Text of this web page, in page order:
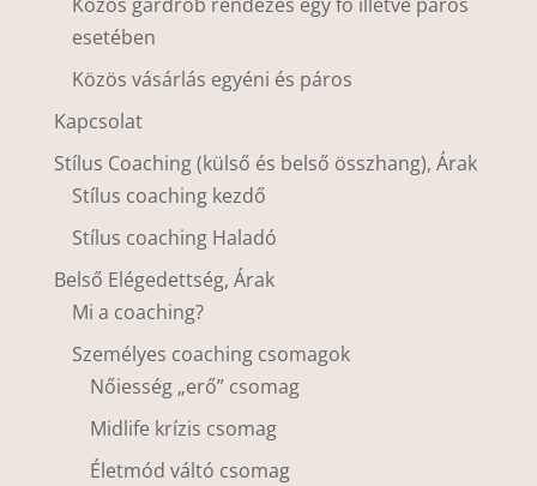
Közös gardrób rendezés egy fő illetve páros
esetében
Közös vásárlás egyéni és páros
Kapcsolat
Stílus Coaching (külső és belső összhang), Árak
Stílus coaching kezdő
Stílus coaching Haladó
Belső Elégedettség, Árak
Mi a coaching?
Személyes coaching csomagok
Nőiesség „erő” csomag
Midlife krízis csomag
Életmód váltó csomag